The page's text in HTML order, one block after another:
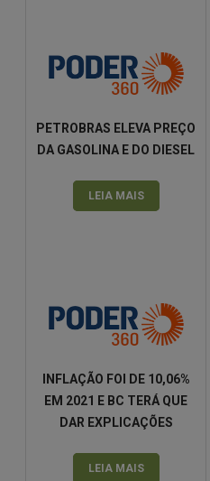
PETROBRAS ELEVA PREÇO
DA GASOLINA E DO DIESEL
LEIA MAIS
INFLAÇÃO FOI DE 10,06%
EM 2021 E BC TERÁ QUE
DAR EXPLICAÇÕES
LEIA MAIS